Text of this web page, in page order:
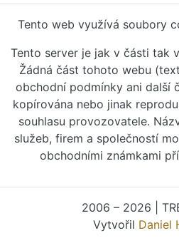
Tento web využívá soubory
Tento server je jak v části tak
Žádná část tohoto webu
obchodní podmínky ani další
kopírována nebo jinak
souhlasu provozovatele.
služeb, firem a společností
obchodními známkami
2006 – 2026 |
Vytvořil Daniel